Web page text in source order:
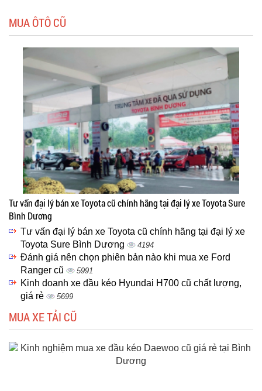
MUA ÔTÔ CŨ
Tư vấn đại lý bán xe Toyota cũ chính hãng tại đại lý xe Toyota Sure
Bình Dương
Tư vấn đại lý bán xe Toyota cũ chính hãng tại đại lý xe
Toyota Sure Bình Dương
4194
Đánh giá nên chọn phiên bản nào khi mua xe Ford
Ranger cũ
5991
Kinh doanh xe đầu kéo Hyundai H700 cũ chất lượng,
giá rẻ
5699
MUA XE TẢI CŨ